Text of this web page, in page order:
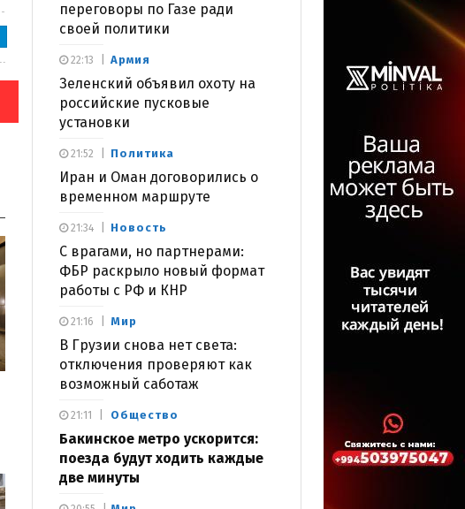
переговоры по Газе ради
своей политики
Армия
Зеленский объявил охоту на
российские пусковые
установки
22:13
Политика
Иран и Оман договорились о
временном маршруте
21:52
Новость
С врагами, но партнерами:
ФБР раскрыло новый формат
работы с РФ и КНР
21:34
Мир
В Грузии снова нет света:
отключения проверяют как
возможный саботаж
21:16
Общество
Бакинское метро ускорится:
поезда будут ходить каждые
две минуты
21:11